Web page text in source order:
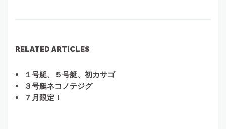
RELATED ARTICLES
１号艇、５号艇、初カサゴ
３号艇ネコノテジグ
７月限定！